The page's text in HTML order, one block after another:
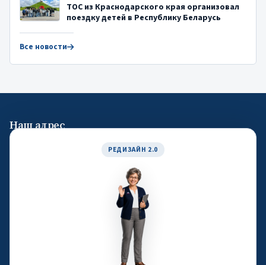
РЕДИЗАЙН 2.0
ТОС из Краснодарского края организовал
поездку детей в Республику Беларусь
Все новости
Наш адрес
119019, город Москва, улица Новый Арбат, дом 19, офис 1404
По вопросам обучения